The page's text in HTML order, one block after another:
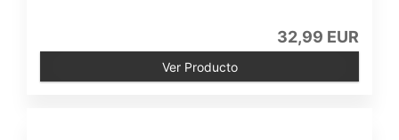
32,99 EUR
Ver Producto